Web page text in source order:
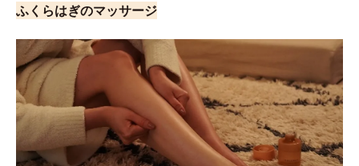
ふくらはぎのマッサージ